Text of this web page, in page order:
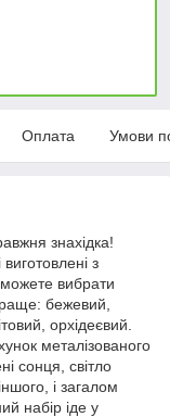
Оплата Умови
знахідка!
з
вибрати
бежевий,
орхідеєвий.
металізованого
сонця, світло
і загалом
набір іде у